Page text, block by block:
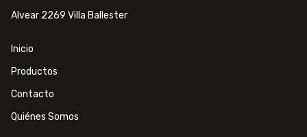
Alvear 2269 Villa Ballester
Inicio
Productos
Contacto
Quiénes Somos